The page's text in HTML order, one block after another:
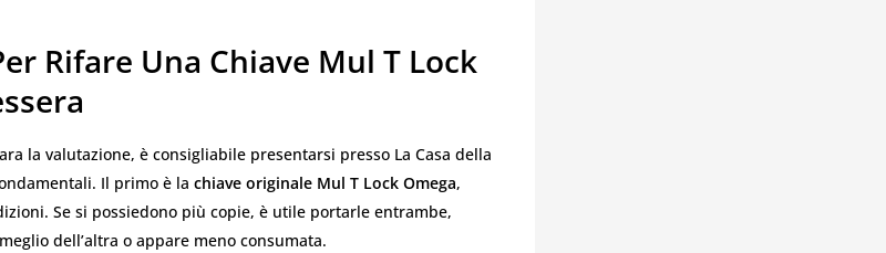
Rifare Una Chiave Mul T Lock
la valutazione, è consigliabile presentarsi presso La Casa della
Il primo è la chiave originale Mul T Lock Omega,
Se si possiedono più copie, è utile portarle entrambe,
dell’altra o appare meno consumata.